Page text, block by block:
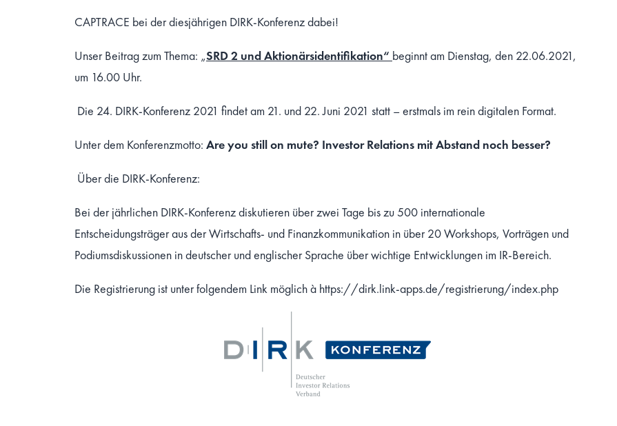
CAPTRACE bei der diesjährigen DIRK-Konferenz dabei!
Unser Beitrag zum Thema: „SRD 2 und Aktionärsidentifikation“ beginnt am Dienstag, den 22.06.2021,
um 16.00 Uhr.
Die 24. DIRK-Konferenz 2021 findet am 21. und 22. Juni 2021 statt – erstmals im rein digitalen Format.
Unter dem Konferenzmotto: Are you still on mute? Investor Relations mit Abstand noch besser?
Über die DIRK-Konferenz:
Bei der jährlichen DIRK-Konferenz diskutieren über zwei Tage bis zu 500 internationale
Entscheidungsträger aus der Wirtschafts- und Finanzkommunikation in über 20 Workshops, Vorträgen und
Podiumsdiskussionen in deutscher und englischer Sprache über wichtige Entwicklungen im IR-Bereich.
Die Registrierung ist unter folgendem Link möglich à https://dirk.link-apps.de/registrierung/index.php